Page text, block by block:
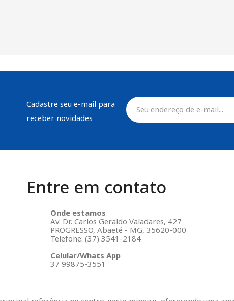
Cadastre seu e-mail para
receber novidades
Entre em contato
Onde estamos
Av. Dr. Carlos Geraldo Valadares, 427
PROGRESSO, Abaeté - MG, 35620-000
Telefone: (37) 3541-2184
Celular/Whats App
37 99875-3551